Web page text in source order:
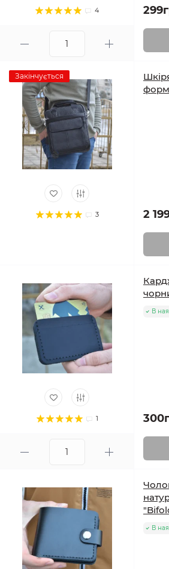
4
Закінчується
3 2
1
В
В